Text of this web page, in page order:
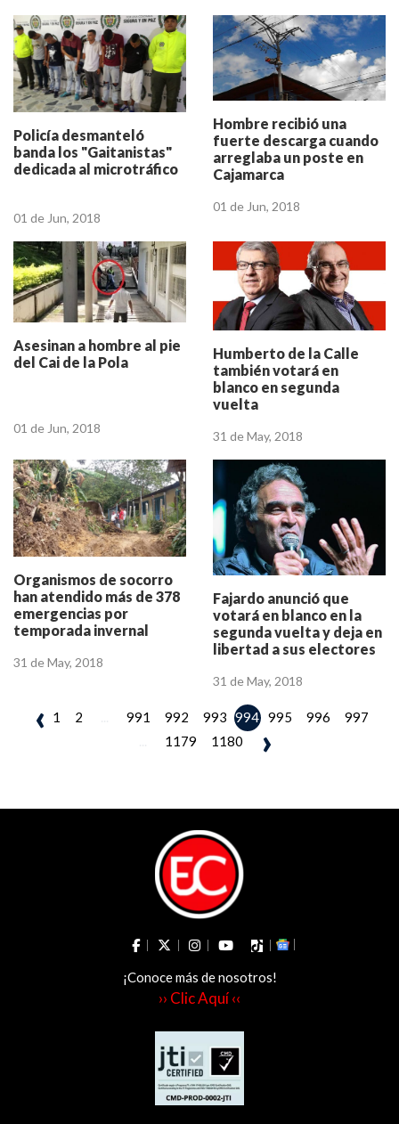
Policía desmanteló
banda los "Gaitanistas"
dedicada al microtráfico
01 de Jun, 2018
Hombre recibió una
fuerte descarga cuando
arreglaba un poste en
Cajamarca
01 de Jun, 2018
Asesinan a hombre al pie
del Cai de la Pola
01 de Jun, 2018
Humberto de la Calle
también votará en
blanco en segunda
vuelta
31 de May, 2018
Organismos de socorro
han atendido más de 378
emergencias por
temporada invernal
31 de May, 2018
Fajardo anunció que
votará en blanco en la
segunda vuelta y deja en
libertad a sus electores
31 de May, 2018
‹ 1 2 991 992 993 994 995 996
997
1179 1180 ›
¡Conoce más de nosotros!
›› Clic Aquí ‹‹